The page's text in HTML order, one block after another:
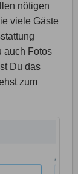
nötigen
viele Gäste
auch Fotos
Du das
zum